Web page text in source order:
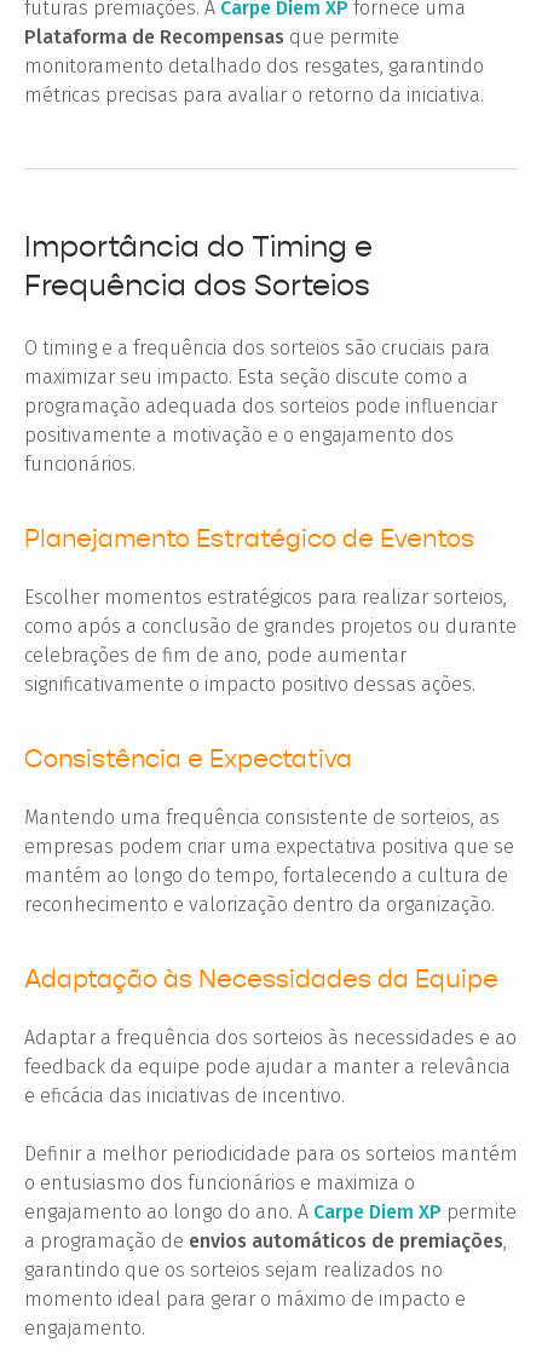
futuras premiações. A Carpe Diem XP fornece uma
Plataforma de Recompensas que permite
monitoramento detalhado dos resgates, garantindo
métricas precisas para avaliar o retorno da iniciativa.
Importância do Timing e
Frequência dos Sorteios
O timing e a frequência dos sorteios são cruciais para
maximizar seu impacto. Esta seção discute como a
programação adequada dos sorteios pode influenciar
positivamente a motivação e o engajamento dos
funcionários.
Planejamento Estratégico de Eventos
Escolher momentos estratégicos para realizar sorteios,
como após a conclusão de grandes projetos ou durante
celebrações de fim de ano, pode aumentar
significativamente o impacto positivo dessas ações.
Consistência e Expectativa
Mantendo uma frequência consistente de sorteios, as
empresas podem criar uma expectativa positiva que se
mantém ao longo do tempo, fortalecendo a cultura de
reconhecimento e valorização dentro da organização.
Adaptação às Necessidades da Equipe
Adaptar a frequência dos sorteios às necessidades e ao
feedback da equipe pode ajudar a manter a relevância
e eficácia das iniciativas de incentivo.
Definir a melhor periodicidade para os sorteios mantém
o entusiasmo dos funcionários e maximiza o
engajamento ao longo do ano. A Carpe Diem XP permite
a programação de envios automáticos de premiações,
garantindo que os sorteios sejam realizados no
momento ideal para gerar o máximo de impacto e
engajamento.